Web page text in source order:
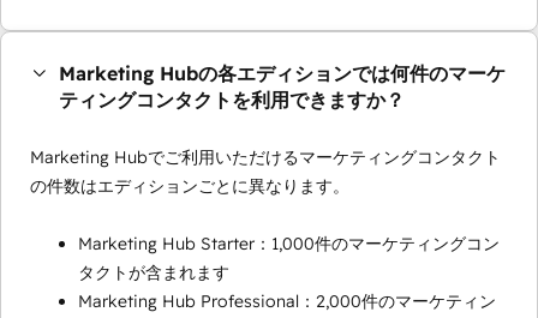
Marketing Hubの各エディションでは何件のマーケ
ティングコンタクトを利用できますか？
Marketing Hubでご利用いただけるマーケティングコンタクト
の件数はエディションごとに異なります。
Marketing Hub Starter：1,000件のマーケティングコン
タクトが含まれます
Marketing Hub Professional：2,000件のマーケティン